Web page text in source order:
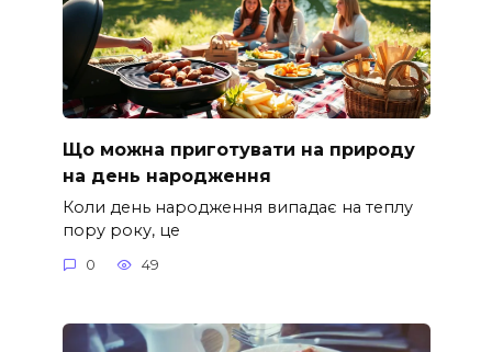
Що можна приготувати на природу
на день народження
Коли день народження випадає на теплу
пору року, це
0 49